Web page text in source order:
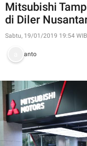
Mitsubishi
di Diler
Sabtu, 19/01/2019 19:54 WIB
anto